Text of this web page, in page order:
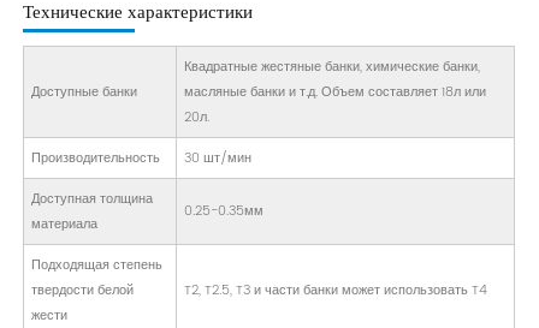
Технические характеристики
Доступные банки
Квадратные жестяные банки, химические банки,
масляные банки и т.д. Объем составляет 18л или
20л.
Производительность
30 шт/мин
Доступная толщина
материала
0.25-0.35мм
Подходящая степень
твердости белой
жести
T2, T2.5, T3 и части банки может использовать T4